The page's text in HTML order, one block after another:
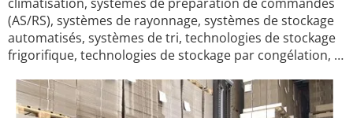
(AS/RS), systèmes de rayonnage, systèmes de stockage
automatisés, systèmes de tri, technologies de stockage
frigorifique, technologies de stockage par congélation, …